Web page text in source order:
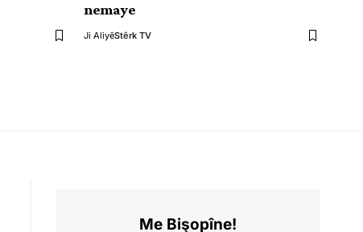
nemaye
Ji AliyêStêrk TV
Me Bişopîne!